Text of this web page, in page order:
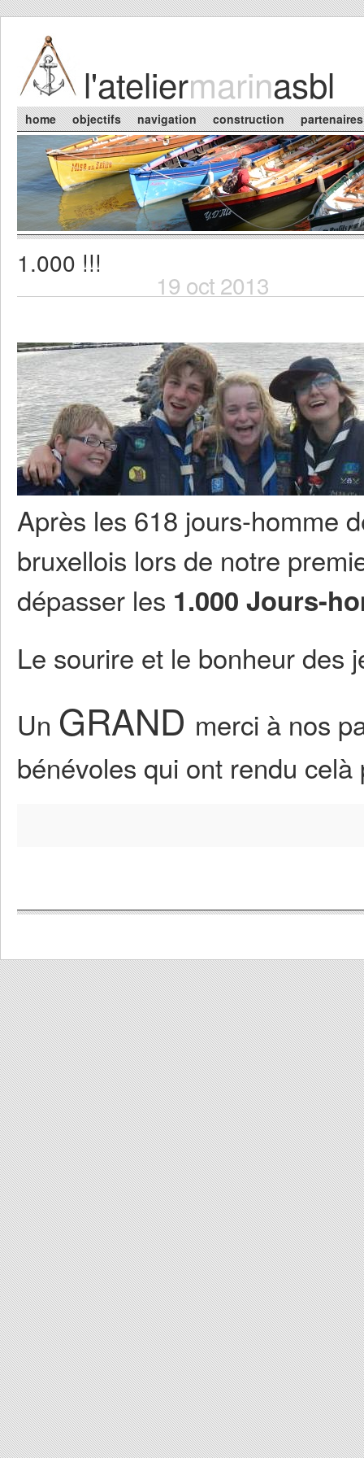
l'ateliermarinasbl
Main menu
home objectifs navigation construction partenaires
You are here
1.000 !!!
19 oct 2013
Après les 618 jours-homme
bruxellois lors de notre
dépasser les 1.000 Jours-
Le sourire et le bonheur des
Un GRAND merci à nos
bénévoles qui ont rendu celà